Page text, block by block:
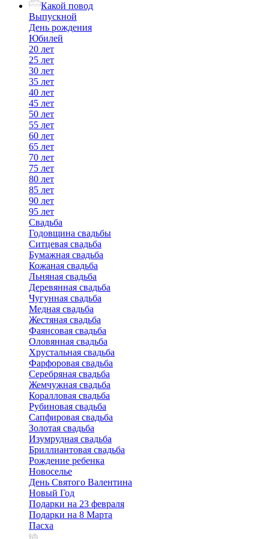
Какой повод
Выпускной
День рождения
Юбилей
20 лет
25 лет
30 лет
35 лет
40 лет
45 лет
50 лет
55 лет
60 лет
65 лет
70 лет
75 лет
80 лет
85 лет
90 лет
95 лет
Свадьба
Годовщина свадьбы
Ситцевая свадьба
Бумажная свадьба
Кожаная свадьба
Льняная свадьба
Деревянная свадьба
Чугунная свадьба
Медная свадьба
Жестяная свадьба
Фаянсовая свадьба
Оловянная свадьба
Хрустальная свадьба
Фарфоровая свадьба
Серебряная свадьба
Жемчужная свадьба
Коралловая свадьба
Рубиновая свадьба
Сапфировая свадьба
Золотая свадьба
Изумрудная свадьба
Бриллиантовая свадьба
Рождение ребенка
Новоселье
День Святого Валентина
Новый Год
Подарки на 23 февраля
Подарки на 8 Марта
Пасха